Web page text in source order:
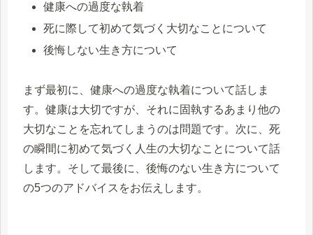
健康への過度な執着
死に際して初めて気づく大切なことについて
後悔しない生き方について
まず最初に、健康への過度な執着について話しま
す。健康は大切ですが、それに固執するあまり他の
大切なことを忘れてしまうのは問題です。次に、死
の瞬間に初めて気づく人生の大切なことについて話
します。そして最後に、後悔のない生き方について
の5つのアドバイスをお伝えします。